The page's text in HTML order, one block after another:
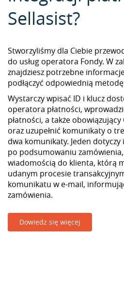
Sellasist?
Stworzyliśmy dla Ciebie
do usług operatora Fondy. W
znajdziesz potrzebne
podłączyć odpowiednią
Wystarczy wpisać ID i klucz
operatora płatności,
płatności, a także
oraz uzupełnić komunikaty o
dwa komunikaty. Jeden
po podsumowaniu
wiadomością do klienta, którą
udanym procesie
komunikatu w e-mail,
zamówienia.
Dowiedz się więcej